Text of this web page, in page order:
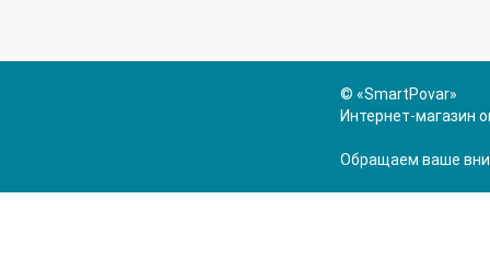
© «SmartPovar»
Интернет-магазин
Обращаем ваше